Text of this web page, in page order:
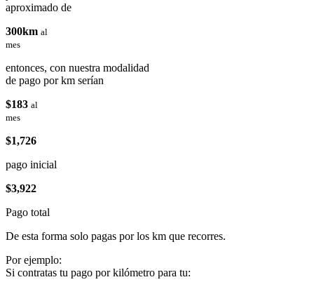
aproximado de
300km al
mes
entonces, con nuestra modalidad
de pago por km serían
$183 al
mes
$1,726
pago inicial
$3,922
Pago total
De esta forma solo pagas por los km que recorres.
Por ejemplo:
Si contratas tu pago por kilómetro para tu: